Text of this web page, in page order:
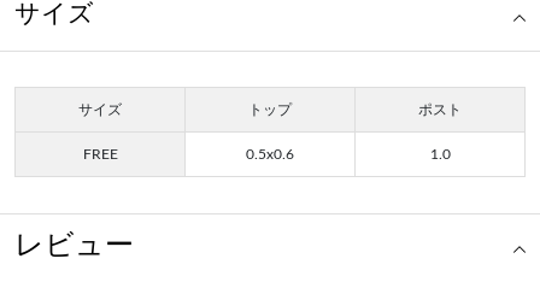
サイズ
サイズ トップ ポスト
FREE 0.5x0.6 1.0
レビュー